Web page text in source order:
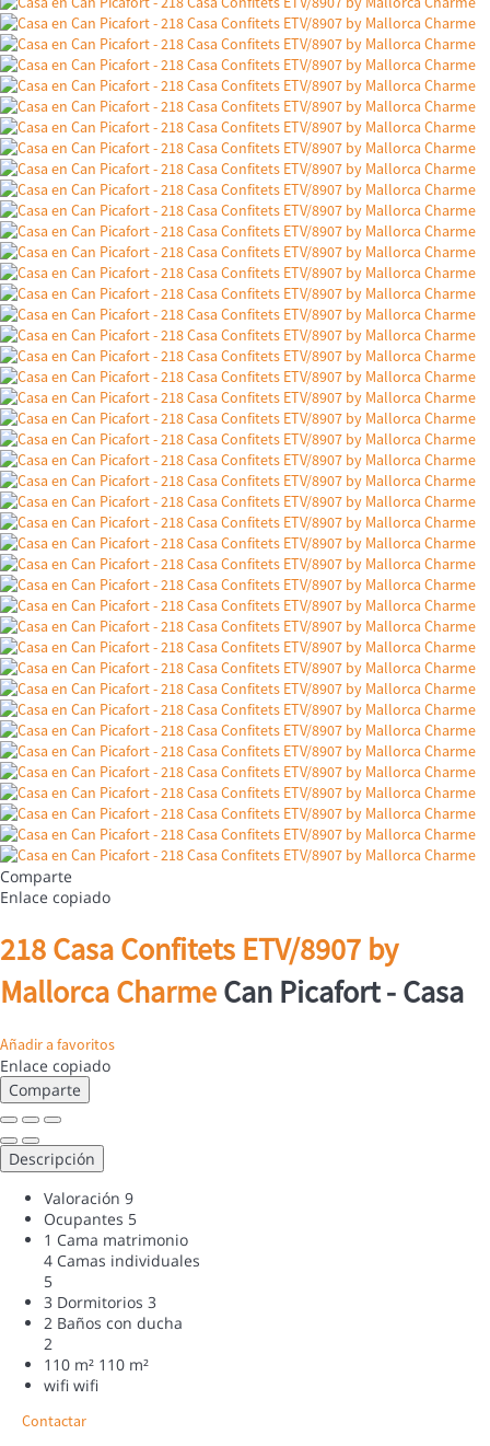
Comparte
Enlace copiado
218 Casa Confitets ETV/8907 by
Mallorca CharmeCan Picafort -Casa
Añadir a favoritos
Enlace copiado
Comparte
Descripción
Valoración 9
Ocupantes 5
1 Cama matrimonio
4 Camas individuales
5
3 Dormitorios 3
2 Baños con ducha
2
110 m² 110 m²
wifi wifi
Contactar